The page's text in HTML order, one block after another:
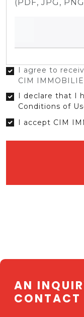
(PDF, JPG,
I agree to
CIM
I declare that I
Conditions of
I accept CIM
AN
CONTACT